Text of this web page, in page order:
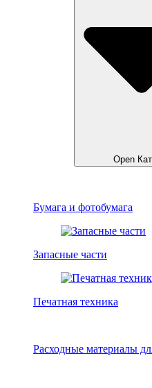
Open
Бумага и фотобумага
Запасные части
Печатная техника
Расходные материалы